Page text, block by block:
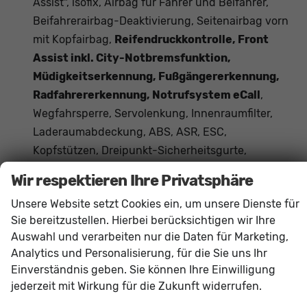
Assist", isofix, Airbag für Fahrer und Beifahrer,
Beifahrerairbag-Deaktivierung, Seitenairbag vorn
mit Kopfairbag, Reifendruckkontrolle, Front
Assist inkl. City-Notbremsfunktion,
Müdigkeitserkennung, Fußgängererkennung,
Radfahrererkennung, Notrufsystem eCall ,
Wegfahrsperre, Servolenkung, Innenraumfilter,
Laderaumabdeckung, ABS, ASR, ESC,
Kopfstützen, Dreipunkt-Sicherheitsgurte,
Bluetooth
Das Fahrzeug verfügt über kein fest verbautes
Navigationssystem. DurchApple CarPlay /
Android Auto ist jedoch eineNavigationüber
kompatible Smartphone-Apps (z.B. Google Maps
oder Apple Karten) über den
Fahrzeugbildschirm
Wir respektieren Ihre Privatsphäre
Unsere Website setzt Cookies ein, um unsere Dienste für
Sie bereitzustellen. Hierbei berücksichtigen wir Ihre
Auswahl und verarbeiten nur die Daten für Marketing,
Analytics und Personalisierung, für die Sie uns Ihr
Einverständnis geben. Sie können Ihre Einwilligung
jederzeit mit Wirkung für die Zukunft widerrufen.